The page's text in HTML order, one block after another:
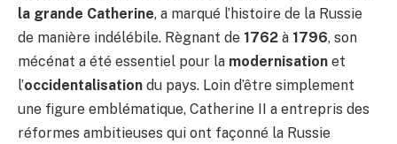
la grande Catherine, a marqué l’histoire de la Russie
de manière indélébile. Règnant de 1762 à 1796, son
mécénat a été essentiel pour la modernisation et
l’occidentalisation du pays. Loin d’être simplement
une figure emblématique, Catherine II a entrepris des
réformes ambitieuses qui ont façonné la Russie